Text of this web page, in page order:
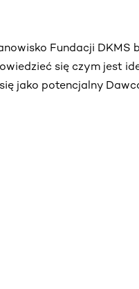
Fundacji DKMS
się czym jest
jako potencjalny